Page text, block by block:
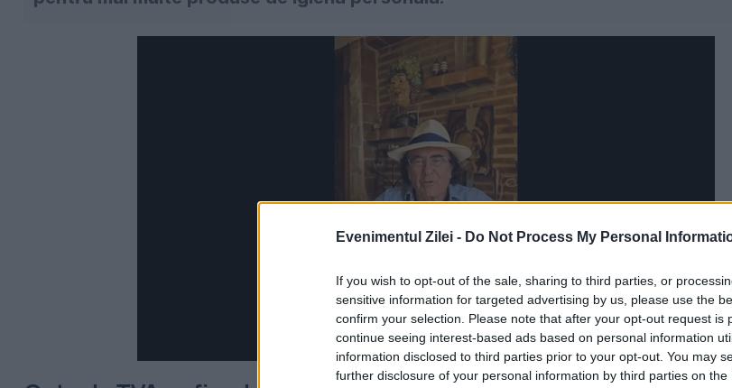
Evenimentul Zilei - Do Not Process My Personal
If you wish to opt-out of the sale, sharing to third parties, or
sensitive information for targeted advertising by us, please use the
confirm your selection. Please note that after your opt-out request is
continue seeing interest-based ads based on personal information
information disclosed to third parties prior to your opt-out. You may
further disclosure of your personal information by third parties on the